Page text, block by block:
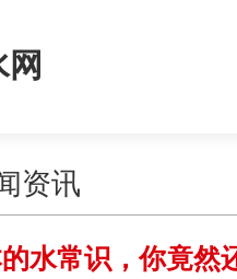
资讯
水常识，你竟然